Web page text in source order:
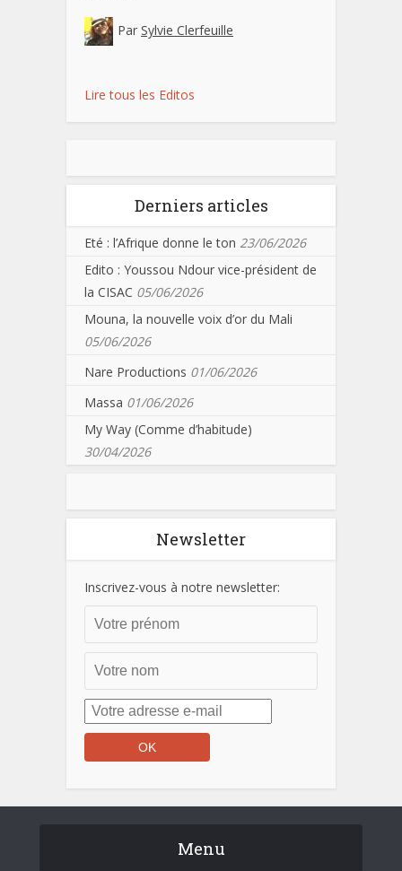
Par Sylvie Clerfeuille
Lire tous les Editos
Derniers articles
Eté : l’Afrique donne le ton 23/06/2026
Edito : Youssou Ndour vice-président de
la CISAC 05/06/2026
Mouna, la nouvelle voix d’or du Mali
05/06/2026
Nare Productions 01/06/2026
Massa 01/06/2026
My Way (Comme d’habitude)
30/04/2026
Newsletter
Inscrivez-vous à notre newsletter:
Menu